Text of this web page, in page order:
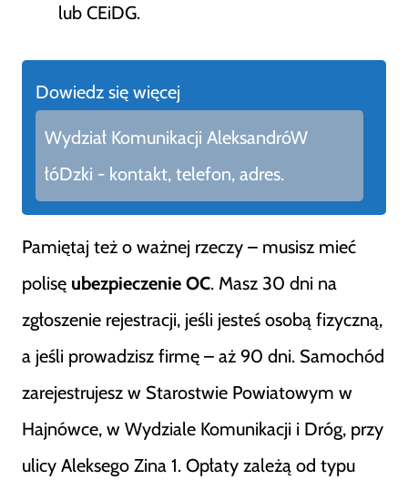
lub CEiDG.
Dowiedz się więcej
Wydział Komunikacji AleksandróW
łóDzki - kontakt, telefon, adres.
Pamiętaj też o ważnej rzeczy – musisz mieć
polisę ubezpieczenie OC. Masz 30 dni na
zgłoszenie rejestracji, jeśli jesteś osobą fizyczną,
a jeśli prowadzisz firmę – aż 90 dni. Samochód
zarejestrujesz w Starostwie Powiatowym w
Hajnówce, w Wydziale Komunikacji i Dróg, przy
ulicy Aleksego Zina 1. Opłaty zależą od typu